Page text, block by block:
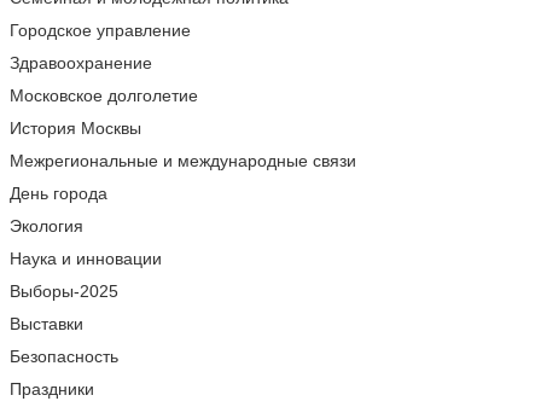
Городское управление
Здравоохранение
Московское долголетие
История Москвы
Межрегиональные и международные связи
День города
Экология
Наука и инновации
Выборы-2025
Выставки
Безопасность
Праздники